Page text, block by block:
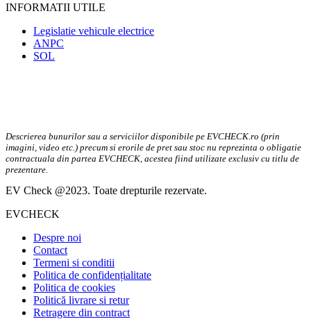
INFORMATII UTILE
Legislatie vehicule electrice
ANPC
SOL
Descrierea bunurilor sau a serviciilor disponibile pe EVCHECK.ro (prin
imagini, video etc.) precum si erorile de pret sau stoc nu reprezinta o obligatie
contractuala din partea EVCHECK, acestea fiind utilizate exclusiv cu titlu de
prezentare.
EV Check @2023. Toate drepturile rezervate.
EVCHECK
Despre noi
Contact
Termeni si conditii
Politica de confidențialitate
Politica de cookies
Politică livrare si retur
Retragere din contract